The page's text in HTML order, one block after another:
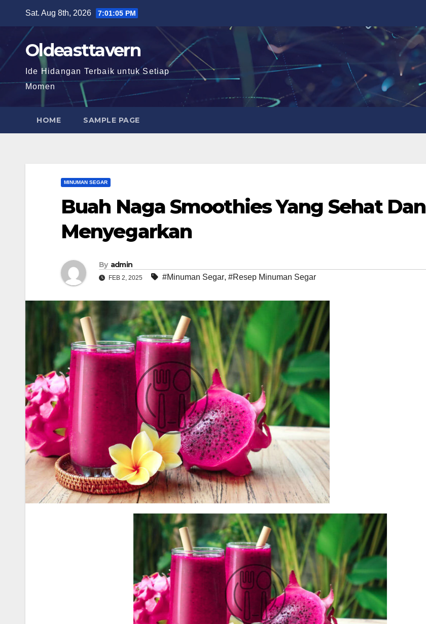
content
Sat. Aug 8th, 2026 7:01:06 PM
Oldeasttavern
Ide Hidangan Terbaik untuk Setiap
Momen
HOME SAMPLE PAGE
MINUMAN SEGAR
Buah Naga Smoothies Yang Sehat Dan
Menyegarkan
By admin
FEB 2, 2025 #Minuman Segar, #Resep Minuman Segar